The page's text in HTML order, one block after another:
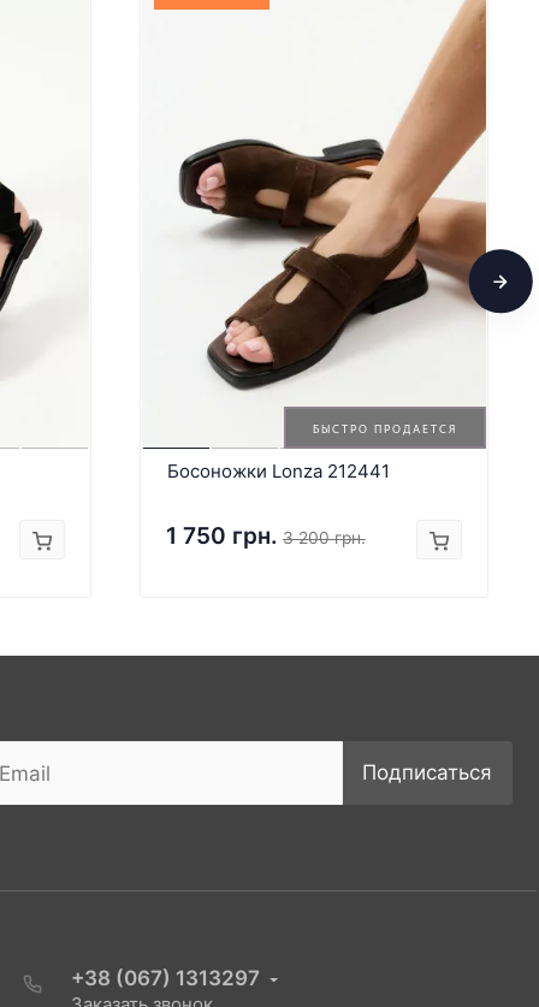
БЫСТРО ПРОДАЕТСЯ
Босоножки Lonza 212441
1 750 грн. 3 200 грн.
Подписаться
+38 (067) 1313297